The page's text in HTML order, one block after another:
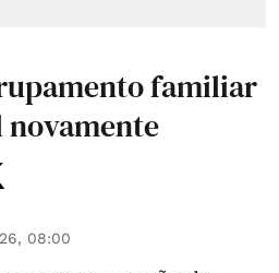
familiar
08:00